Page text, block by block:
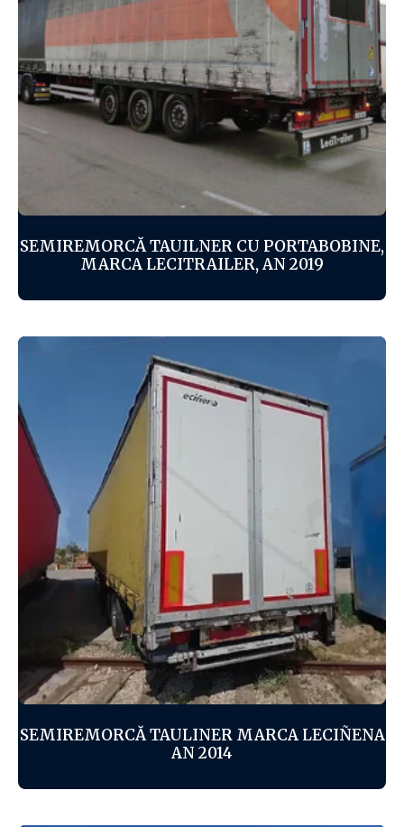
SEMIREMORCĂ TAUILNER CU PORTABOBINE,
MARCA LECITRAILER, AN 2019
SEMIREMORCĂ TAULINER MARCA LECIÑENA
AN 2014